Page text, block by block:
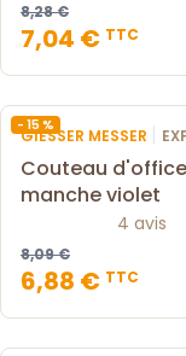
8,28 €
7,04 € TTC
- 15 %
GIESSER MESSER |
Couteau
manche violet
4 avis
8,09 €
6,88 € TTC